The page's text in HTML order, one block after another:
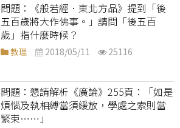
《般若經．東北方品》提到「後
五百歲將大作佛事。」請問「後五百
歲」指什麼時候？
教理 2018/05/11 25116
懇請解析《廣論》255頁：「如是
煩惱及執相縛當須緩放，學處之索則當
緊束……」